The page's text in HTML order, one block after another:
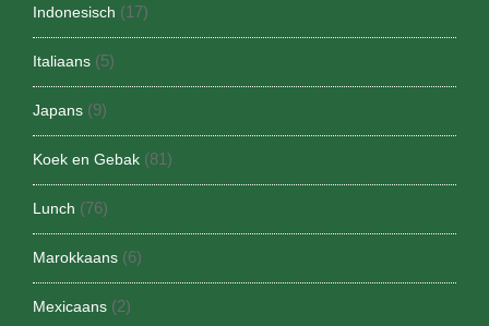
Indonesisch (17)
Italiaans (5)
Japans (9)
Koek en Gebak (81)
Lunch (76)
Marokkaans (6)
Mexicaans (2)